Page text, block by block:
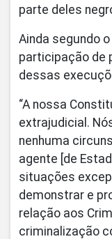
parte deles
Ainda segundo
participação de
dessas
“A nossa
extrajudicial.
nenhuma
agente [de
situações
demonstrar e
relação aos
criminalização